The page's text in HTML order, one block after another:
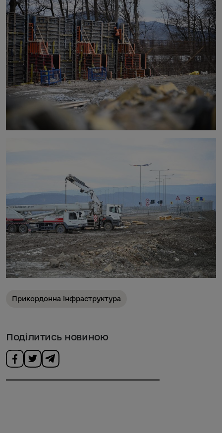
Прикордонна інфраструктура
Поділитись новиною